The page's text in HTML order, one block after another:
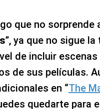
que no sorprende
”, ya que no sigue
de incluir
de sus películas.
en “The
quedarte para